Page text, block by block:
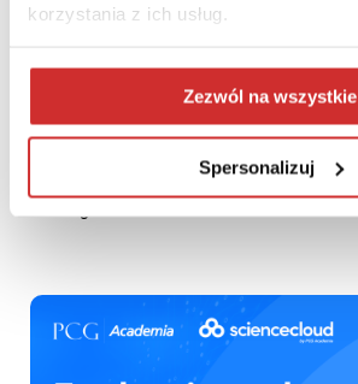
korzystania z ich usług.
Zezwól na wszystkie
Spersonalizuj